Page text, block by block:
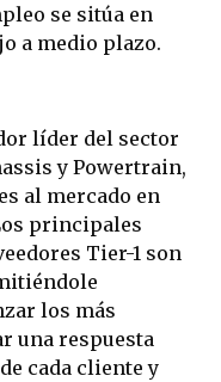
se sitúa en
a medio plazo.
líder del sector
y Powertrain,
al mercado en
principales
Tier-1 son
los más
una respuesta
cada cliente y